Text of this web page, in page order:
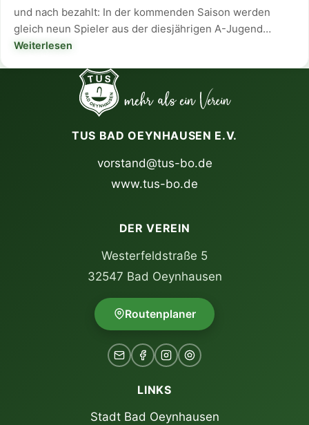
und nach bezahlt: In der kommenden Saison werden
gleich neun Spieler aus der diesjährigen A-Jugend…
Weiterlesen
TUS BAD OEYNHAUSEN E.V.
vorstand@tus-bo.de
www.tus-bo.de
DER VEREIN
Westerfeldstraße 5
32547 Bad Oeynhausen
Routenplaner
LINKS
Stadt Bad Oeynhausen